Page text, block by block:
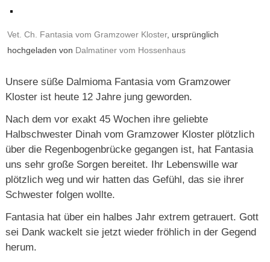
Vet. Ch. Fantasia vom Gramzower Kloster, ursprünglich
hochgeladen von Dalmatiner vom Hossenhaus
Unsere süße Dalmioma Fantasia vom Gramzower
Kloster ist heute 12 Jahre jung geworden.
Nach dem vor exakt 45 Wochen ihre geliebte
Halbschwester Dinah vom Gramzower Kloster plötzlich
über die Regenbogenbrücke gegangen ist, hat Fantasia
uns sehr große Sorgen bereitet. Ihr Lebenswille war
plötzlich weg und wir hatten das Gefühl, das sie ihrer
Schwester folgen wollte.
Fantasia hat über ein halbes Jahr extrem getrauert. Gott
sei Dank wackelt sie jetzt wieder fröhlich in der Gegend
herum.